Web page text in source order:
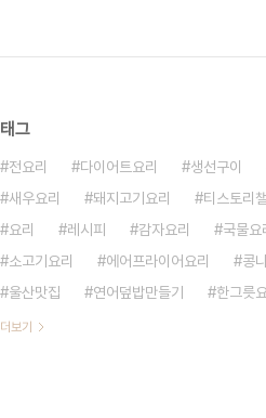
태그
전요리 다이어트요리 생선구이
새우요리
돼지고기요리 티스토리
요리
레시피 감자요리 국물요
소고기요리
에어프라이어요리 콩
울산맛집
연어덮밥만들기 한그릇
더보기